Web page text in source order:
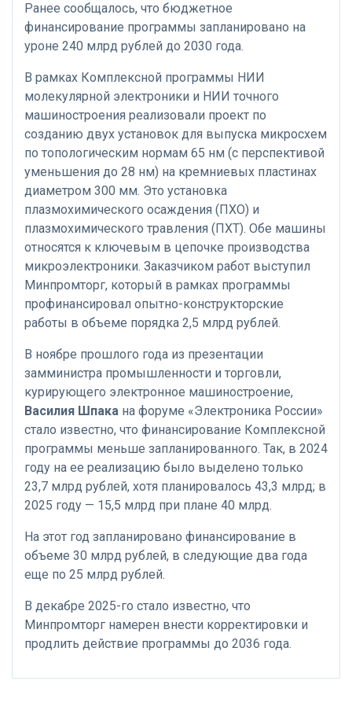
Ранее сообщалось, что бюджетное
финансирование программы запланировано на
уроне 240 млрд рублей до 2030 года.
В рамках Комплексной программы НИИ
молекулярной электроники и НИИ точного
машиностроения реализовали проект по
созданию двух установок для выпуска микросхем
по топологическим нормам 65 нм (с перспективой
уменьшения до 28 нм) на кремниевых пластинах
диаметром 300 мм. Это установка
плазмохимического осаждения (ПХО) и
плазмохимического травления (ПХТ). Обе машины
относятся к ключевым в цепочке производства
микроэлектроники. Заказчиком работ выступил
Минпромторг, который в рамках программы
профинансировал опытно-конструкторские
работы в объеме порядка 2,5 млрд рублей.
В ноябре прошлого года из презентации
замминистра промышленности и торговли,
курирующего электронное машиностроение,
Василия Шпака на форуме «Электроника России»
стало известно, что финансирование Комплексной
программы меньше запланированного. Так, в 2024
году на ее реализацию было выделено только
23,7 млрд рублей, хотя планировалось 43,3 млрд; в
2025 году — 15,5 млрд при плане 40 млрд.
На этот год запланировано финансирование в
объеме 30 млрд рублей, в следующие два года
еще по 25 млрд рублей.
В декабре 2025-го стало известно, что
Минпромторг намерен внести корректировки и
продлить действие программы до 2036 года.